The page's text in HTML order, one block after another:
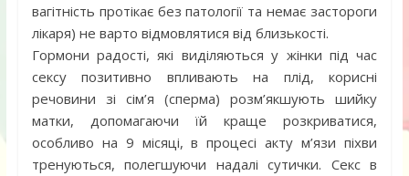
вагітність протікає без патології та немає застороги
лікаря) не варто відмовлятися від близькості.
Гормони радості, які виділяються у жінки під час
сексу позитивно впливають на плід, корисні
речовини зі сім’я (сперма) розм’якшують шийку
матки, допомагаючи їй краще розкриватися,
особливо на 9 місяці, в процесі акту м’язи піхви
тренуються, полегшуючи надалі сутички. Секс в